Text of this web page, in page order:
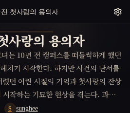
첫사랑의 용의자
사랑의 용의자
는 10년 전 캠퍼스를 떠들썩하게 했던
치기 시작한다. 하지만 사건의 단서를
던 어린 시절의 기억과 첫사랑의 잔상
작하는 기묘한 현상을 겪는다. 과거의
시간선으로 얽히면서, 그녀는 잊고 있
S sunghee